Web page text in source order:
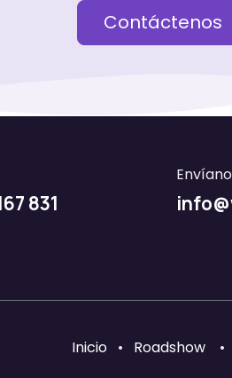
Contáctenos
831​​​​
Inicio • Roadshow •